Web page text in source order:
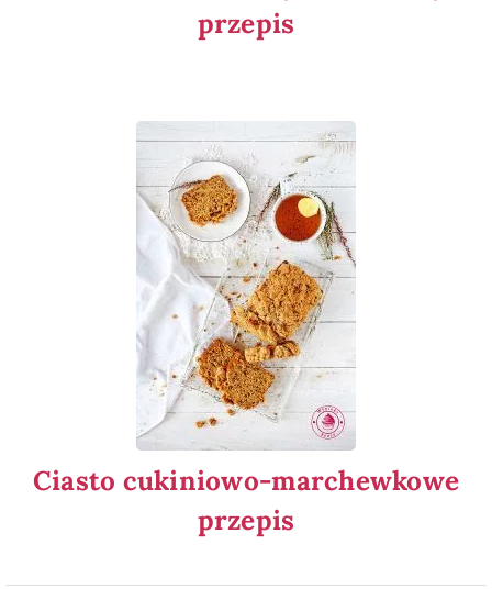
przepis
Ciasto cukiniowo-marchewkowe
przepis